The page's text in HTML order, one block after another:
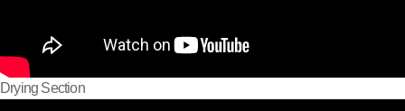
Drying Section